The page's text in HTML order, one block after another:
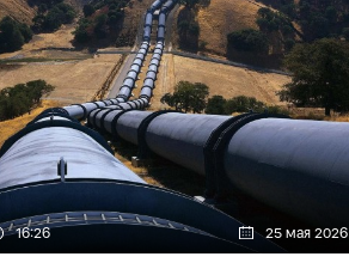
16:26 25 мая 2026